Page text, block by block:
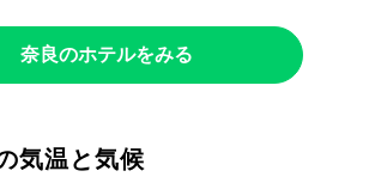
奈良のホテルをみる
気温と気候